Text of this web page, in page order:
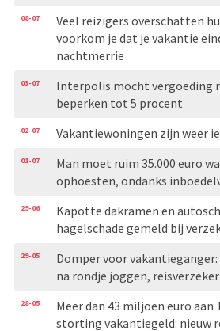
08-07
Veel reizigers overschatten
voorkom je dat je vakantie
nachtmerrie
03-07
Interpolis mocht vergoeding
beperken tot 5 procent
02-07 Vakantiewoningen zijn weer
01-07
Man moet ruim 35.000 euro
ophoesten, ondanks
29-06
Kapotte dakramen en
hagelschade gemeld bij
29-05
Domper voor
na rondje joggen,
28-05
Meer dan 43 miljoen euro aan
storting vakantiegeld: nieuw